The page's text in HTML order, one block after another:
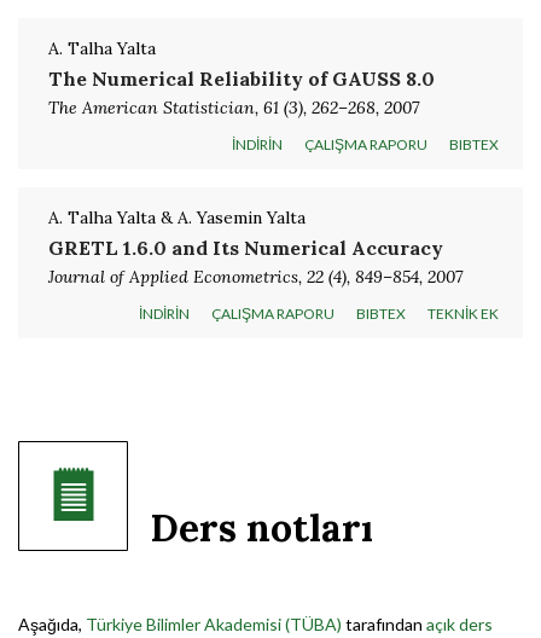
A. Talha Yalta
The Numerical Reliability of GAUSS 8.0
The American Statistician, 61 (3), 262–268, 2007
İNDİRİN ÇALIŞMA RAPORU BIBTEX
A. Talha Yalta & A. Yasemin Yalta
GRETL 1.6.0 and Its Numerical Accuracy
Journal of Applied Econometrics, 22 (4), 849–854, 2007
İNDİRİN ÇALIŞMA RAPORU BIBTEX TEKNİK EK
Ders notları
Aşağıda, Türkiye Bilimler Akademisi (TÜBA) tarafından açık ders